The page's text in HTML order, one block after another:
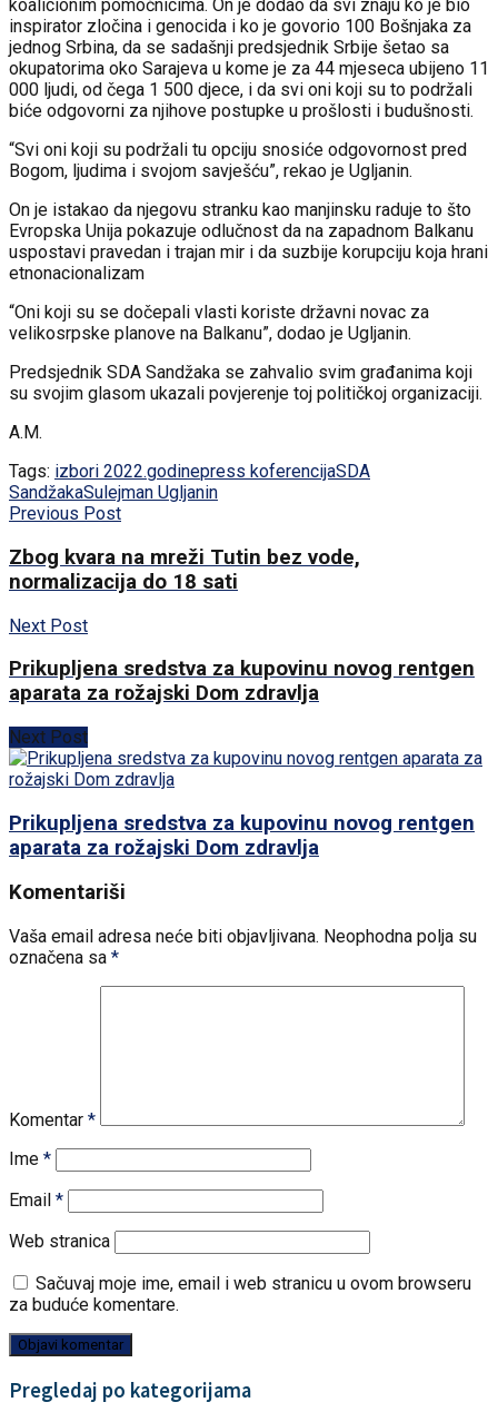
koalicionim pomoćnicima. On je dodao da svi znaju ko je bio
inspirator zločina i genocida i ko je govorio 100 Bošnjaka za
jednog Srbina, da se sadašnji predsjednik Srbije šetao sa
okupatorima oko Sarajeva u kome je za 44 mjeseca ubijeno 11
000 ljudi, od čega 1 500 djece, i da svi oni koji su to podržali
biće odgovorni za njihove postupke u prošlosti i budušnosti.
“Svi oni koji su podržali tu opciju snosiće odgovornost pred
Bogom, ljudima i svojom savješću”, rekao je Ugljanin.
On je istakao da njegovu stranku kao manjinsku raduje to što
Evropska Unija pokazuje odlučnost da na zapadnom Balkanu
uspostavi pravedan i trajan mir i da suzbije korupciju koja hrani
etnonacionalizam
“Oni koji su se dočepali vlasti koriste državni novac za
velikosrpske planove na Balkanu”, dodao je Ugljanin.
Predsjednik SDA Sandžaka se zahvalio svim građanima koji
su svojim glasom ukazali povjerenje toj političkoj organizaciji.
A.M.
Tags: izbori 2022.godinepress koferencijaSDA
SandžakaSulejman Ugljanin
Previous Post
Zbog kvara na mreži Tutin bez vode,
normalizacija do 18 sati
Next Post
Prikupljena sredstva za kupovinu novog rentgen
aparata za rožajski Dom zdravlja
Next Post
Prikupljena sredstva za kupovinu novog rentgen
aparata za rožajski Dom zdravlja
Komentariši
Vaša email adresa neće biti objavljivana. Neophodna polja su
označena sa *
Komentar *
Ime *
Email *
Web stranica
Sačuvaj moje ime, email i web stranicu u ovom browseru
za buduće komentare.
Pregledaj po kategorijama